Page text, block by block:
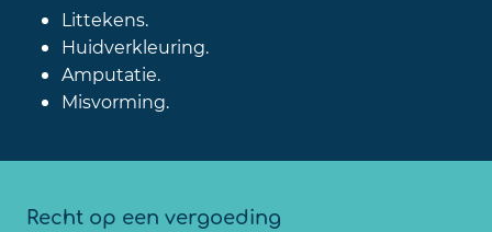
Littekens.
Huidverkleuring.
Amputatie.
Misvorming.
Recht op een vergoeding